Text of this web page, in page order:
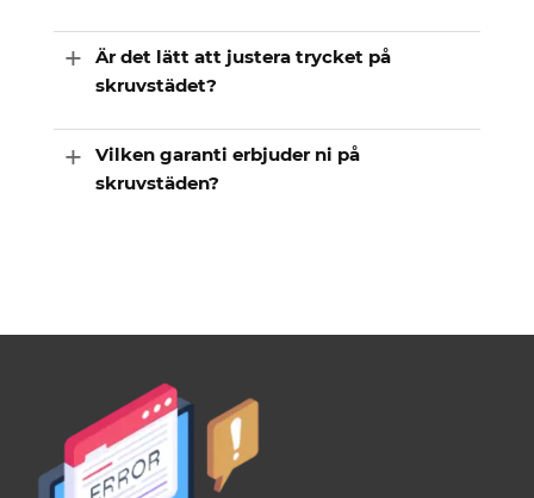
Är det lätt att justera trycket på
skruvstädet?
Vilken garanti erbjuder ni på
skruvstäden?